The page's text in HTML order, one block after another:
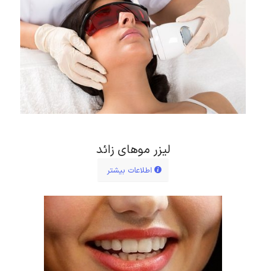
لیزر موهای زائد
اطلاعات بیشتر